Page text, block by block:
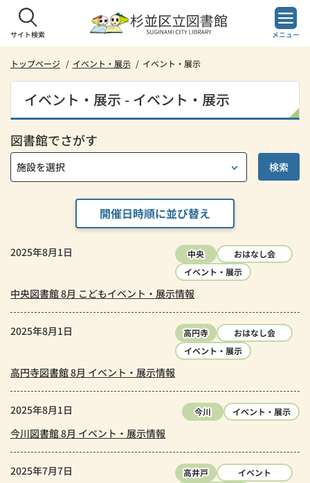
ス
す。
サイト検索 メニュー
トップページ イベント・展示 イベント・展示
イベント・展示 - イベント・展示
図書館でさがす
開催日時順に並び替え
2025年8月1日 中央
おはなし会
イベント・展示
中央図書館 8月 こどもイベント・展示情報
2025年8月1日 高円寺
おはなし会
イベント・展示
高円寺図書館 8月 イベント・展示情報
2025年8月1日 今川 イベント・展示
今川図書館 8月 イベント・展示情報
2025年7月7日 高井戸
イベント